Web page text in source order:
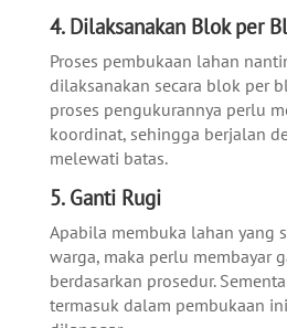
4. Dilaksanakan Blok per
Proses pembukaan lahan
dilaksanakan secara blok per
proses pengukurannya perlu
koordinat, sehingga berjalan
melewati batas.
5. Ganti Rugi
Apabila membuka lahan yang
warga, maka perlu membayar
berdasarkan prosedur.
termasuk dalam pembukaan